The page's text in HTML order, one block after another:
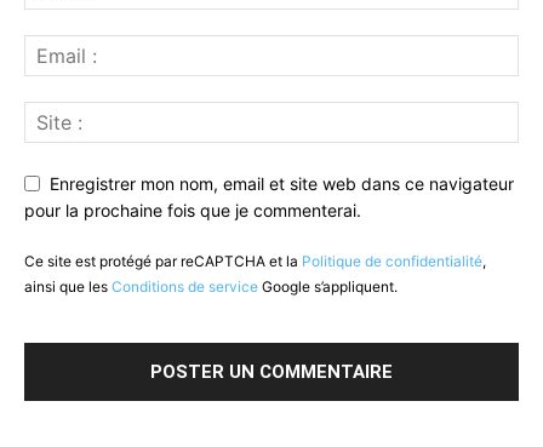
Enregistrer mon nom, email et site web dans ce navigateur
pour la prochaine fois que je commenterai.
Ce site est protégé par reCAPTCHA et la Politique de confidentialité,
ainsi que les Conditions de service Google s’appliquent.